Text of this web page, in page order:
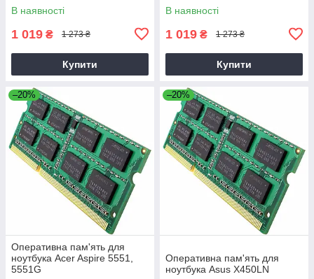
В наявності
1 019 ₴ 1 273 ₴
Купити
В наявності
1 019 ₴ 1 273 ₴
Купити
–20%
Оперативна пам'ять для
ноутбука Acer Aspire 5551,
5551G
–20%
Оперативна пам'ять для
ноутбука Asus X450LN